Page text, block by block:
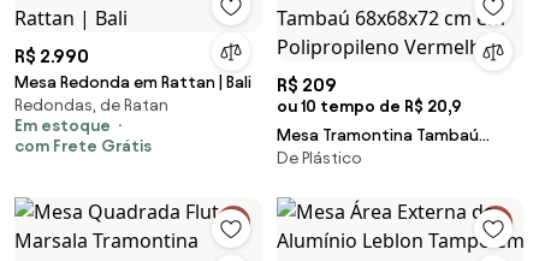
R$ 2.990
Mesa Redonda em Rattan | Bali
Redondas, de Ratan
Em estoque
com Frete Grátis
R$ 209
ou 10 tempo de R$ 20,9
Mesa Tramontina Tambaú
68x68x72 cm em Polipropileno
De Plástico